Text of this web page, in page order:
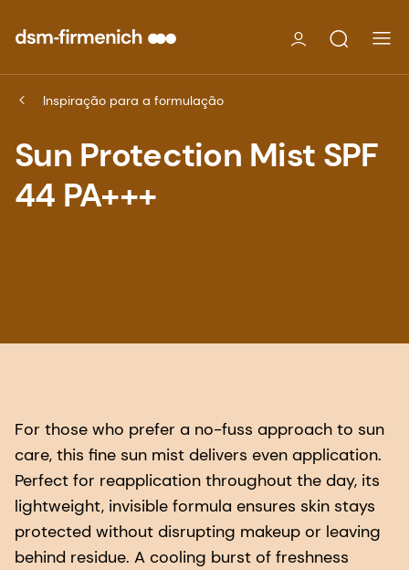
Inspiração para a formulação
Sun Protection Mist SPF
44 PA+++
For those who prefer a no-fuss approach to sun
care, this fine sun mist delivers even application.
Perfect for reapplication throughout the day, its
lightweight, invisible formula ensures skin stays
protected without disrupting makeup or leaving
behind residue. A cooling burst of freshness